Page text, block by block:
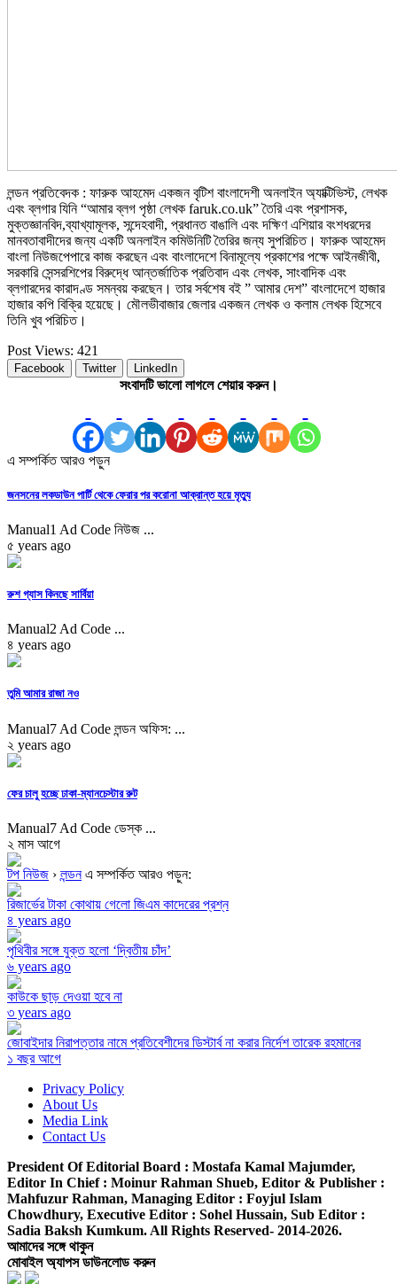
লন্ডন প্রতিবেদক : ফারুক আহমেদ একজন বৃটিশ বাংলাদেশী অনলাইন অ্যাক্টিভিস্ট, লেখক
এবং ব্লগার যিনি “আমার ব্লগ পৃষ্ঠা লেখক faruk.co.uk” তৈরি এবং প্রশাসক,
মুক্তজ্ঞানবিদ,ব্যাখ্যামূলক, সন্দেহবাদী, প্রধানত বাঙালি এবং দক্ষিণ এশিয়ার বংশধরদের
মানবতাবাদীদের জন্য একটি অনলাইন কমিউনিটি তৈরির জন্য সুপরিচিত। ফারুক আহমেদ
বাংলা নিউজপেপারে কাজ করছেন এবং বাংলাদেশে বিনামূল্যে প্রকাশের পক্ষে আইনজীবী,
সরকারি সেন্সরশিপের বিরুদ্ধে আন্তর্জাতিক প্রতিবাদ এবং লেখক, সাংবাদিক এবং
ব্লগারদের কারাদণ্ড সমন্বয় করছেন। তার সর্বশেষ বই ” আমার দেশ” বাংলাদেশে হাজার
হাজার কপি বিক্রি হয়েছে। মৌলভীবাজার জেলার একজন লেখক ও কলাম লেখক হিসেবে
তিনি খুব পরিচিত।
Post Views: 421
Facebook Twitter LinkedIn
সংবাদটি ভালো লাগলে শেয়ার করুন।
এ সম্পর্কিত আরও পড়ুন
জনসনের লকডাউন পার্টি থেকে ফেরার পর করোনা আক্রান্ত হয়ে মৃত্যু
Manual1 Ad Code নিউজ ...
৫ years ago
রুশ গ্যাস কিনছে সার্বিয়া
Manual2 Ad Code ...
৪ years ago
তুমি আমার রাজা নও
Manual7 Ad Code লন্ডন অফিস: ...
২ years ago
ফের চালু হচ্ছে ঢাকা-ম্যানচেস্টার রুট
Manual7 Ad Code ডেস্ক ...
২ মাস আগে
টপ নিউজ › লন্ডনএ সম্পর্কিত আরও পড়ুন:
রিজার্ভের টাকা কোথায় গেলো জিএম কাদেরের প্রশ্ন
৪ years ago
পৃথিবীর সঙ্গে যুক্ত হলো ‘দ্বিতীয় চাঁদ’
৬ years ago
কাউকে ছাড় দেওয়া হবে না
৩ years ago
জোবাইদার নিরাপত্তার নামে প্রতিবেশীদের ডিস্টার্ব না করার নির্দেশ তারেক রহমানের
১ বছর আগে
Privacy Policy
About Us
Media Link
Contact Us
President Of Editorial Board : Mostafa Kamal Majumder,
Editor In Chief : Moinur Rahman Shueb, Editor & Publisher :
Mahfuzur Rahman, Managing Editor : Foyjul Islam
Chowdhury, Executive Editor : Sohel Hussain, Sub Editor :
Sadia Baksh Kumkum. All Rights Reserved- 2014-2026.
আমাদের সঙ্গে থাকুন
মোবাইল অ্যাপস ডাউনলোড করুন